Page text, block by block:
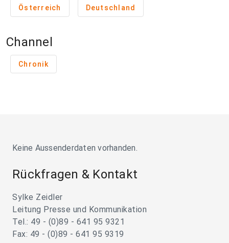
Österreich Deutschland
Channel
Chronik
Keine Aussenderdaten vorhanden.
Rückfragen & Kontakt
Sylke Zeidler
Leitung Presse und Kommunikation
Tel.: 49 - (0)89 - 641 95 9321
Fax: 49 - (0)89 - 641 95 9319